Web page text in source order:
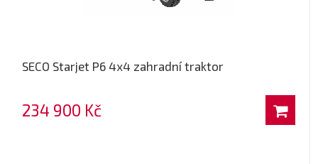
SECO Starjet P6 4x4 zahradní traktor
234 900 Kč